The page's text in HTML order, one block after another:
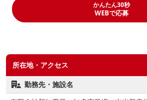
かんたん30秒
WEBで応募
所在地・アクセス
勤務先・施設名